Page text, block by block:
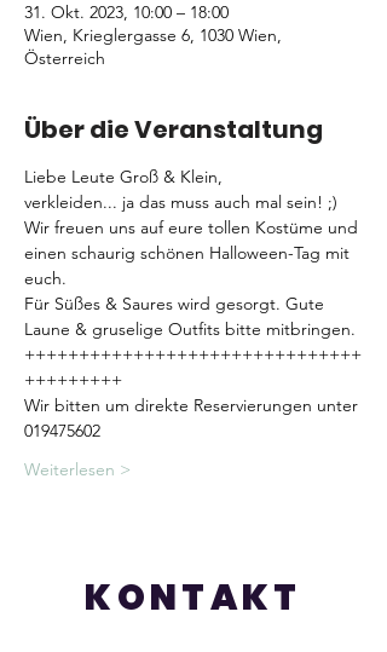
31. Okt. 2023, 10:00 – 18:00
Wien, Krieglergasse 6, 1030 Wien,
Österreich
Über die Veranstaltung
Liebe Leute Groß & Klein,
verkleiden... ja das muss auch mal sein! ;)
Wir freuen uns auf eure tollen Kostüme und
einen schaurig schönen Halloween-Tag mit
euch.
Für Süßes & Saures wird gesorgt. Gute
Laune & gruselige Outfits bitte mitbringen.
+++++++++++++++++++++++++++++++
+++++++++
Wir bitten um direkte Reservierungen unter
019475602
Weiterlesen >
KONTAKT